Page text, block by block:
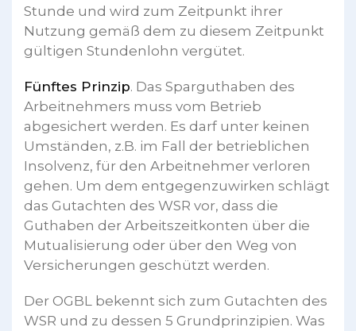
Stunde und wird zum Zeitpunkt ihrer
Nutzung gemäß dem zu diesem Zeitpunkt
gültigen Stundenlohn vergütet.
Fünftes Prinzip. Das Sparguthaben des
Arbeitnehmers muss vom Betrieb
abgesichert werden. Es darf unter keinen
Umständen, z.B. im Fall der betrieblichen
Insolvenz, für den Arbeitnehmer verloren
gehen. Um dem entgegenzuwirken schlägt
das Gutachten des WSR vor, dass die
Guthaben der Arbeitszeitkonten über die
Mutualisierung oder über den Weg von
Versicherungen geschützt werden.
Der OGBL bekennt sich zum Gutachten des
WSR und zu dessen 5 Grundprinzipien. Was